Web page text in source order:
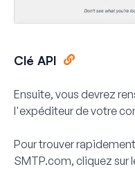
Clé API
Ensuite, vous devrez
l'expéditeur de votre
Pour trouver
SMTP.com, cliquez sur